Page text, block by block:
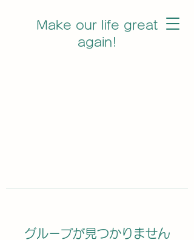
Make our life great
again!
グループが見つかりません